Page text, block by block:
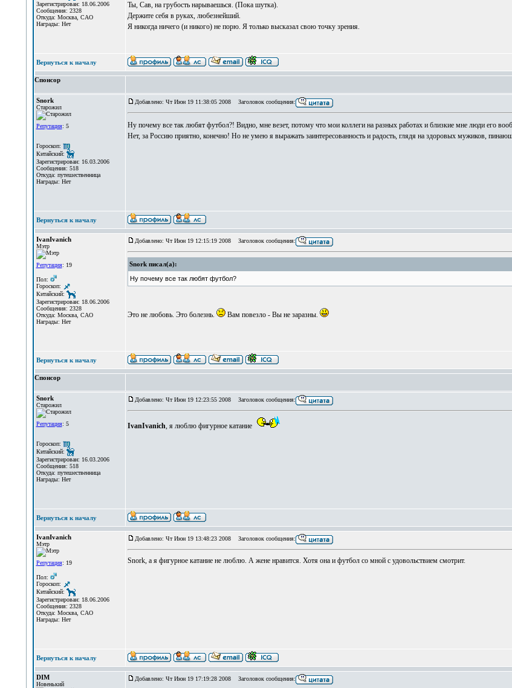
Зарегистрирован: 18.06.2006
Сообщения: 2328
Откуда: Москва, САО
Награды: Нет
Ты, Сав, на грубость нарываешься. (Пока шутка).
Держите себя в руках, любезнейший.
Я никогда ничего (и никого) не порю. Я только высказал свою точку зрения.
Вернуться к началу
Спонсор
Snork
Старожил
Репутация: 5
Гороскоп:
Китайский:
Зарегистрирован: 16.03.2006
Сообщения: 518
Откуда: путешественница
Награды: Нет
Добавлено: Чт Июн 19 11:38:05 2008 Заголовок сообщения:
Ну почему все так любят футбол?! Видно, мне везет, потому что мои коллеги на разных работах и близкие мне люди его
Нет, за Россию приятно, конечно! Но не умею я выражать заинтересованность и радость, глядя на здоровых мужиков,
Вернуться к началу
IvanIvanich
Мэтр
Репутация: 19
Пол:
Гороскоп:
Китайский:
Зарегистрирован: 18.06.2006
Сообщения: 2328
Откуда: Москва, САО
Награды: Нет
Добавлено: Чт Июн 19 12:15:19 2008 Заголовок сообщения:
Snork писал(а):
Ну почему все так любят футбол?
Это не любовь. Это болезнь. Вам повезло - Вы не заразны.
Вернуться к началу
Спонсор
Snork
Старожил
Репутация: 5
Гороскоп:
Китайский:
Зарегистрирован: 16.03.2006
Сообщения: 518
Откуда: путешественница
Награды: Нет
Добавлено: Чт Июн 19 12:23:55 2008 Заголовок сообщения:
IvanIvanich, я люблю фигурное катание
Вернуться к началу
IvanIvanich
Мэтр
Репутация: 19
Пол:
Гороскоп:
Китайский:
Зарегистрирован: 18.06.2006
Сообщения: 2328
Откуда: Москва, САО
Награды: Нет
Добавлено: Чт Июн 19 13:48:23 2008 Заголовок сообщения:
Snork, а я фигурное катание не люблю. А жене нравится. Хотя она и футбол со мной с удовольствием смотрит.
Вернуться к началу
DIM
Новенький
Добавлено: Чт Июн 19 17:19:28 2008 Заголовок сообщения: